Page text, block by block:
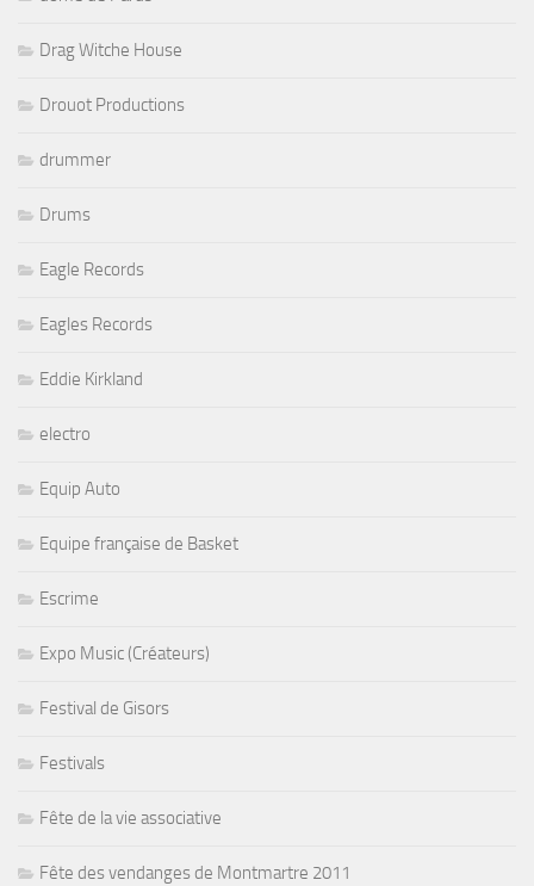
Drag Witche House
Drouot Productions
drummer
Drums
Eagle Records
Eagles Records
Eddie Kirkland
electro
Equip Auto
Equipe française de Basket
Escrime
Expo Music (Créateurs)
Festival de Gisors
Festivals
Fête de la vie associative
Fête des vendanges de Montmartre 2011